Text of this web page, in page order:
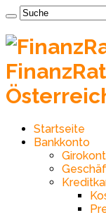
Startseite
Bankkonto